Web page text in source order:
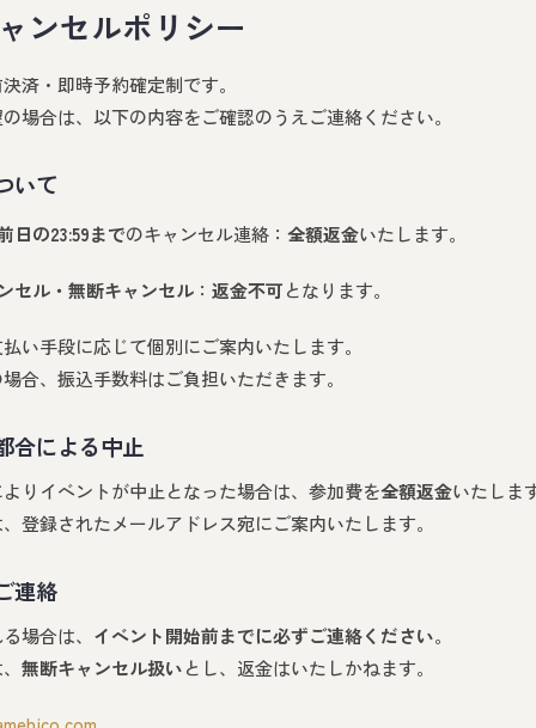
ンセルポリシー
済・即時予約確定制です。
場合は、以下の内容をご確認のうえご連絡ください。
いて
日の23:59までのキャンセル連絡： 全額返金いたします。
セル・無断キャンセル ： 返金不可となります。
い手段に応じて個別にご案内いたします。
合、振込手数料はご負担いただきます。
合による中止
りイベントが中止となった場合は、参加費を全額返金いたしま
登録されたメールアドレス宛にご案内いたします。
連絡
場合は、 イベント開始前までに必ずご連絡ください。
無断キャンセル扱いとし、返金はいたしかねます。